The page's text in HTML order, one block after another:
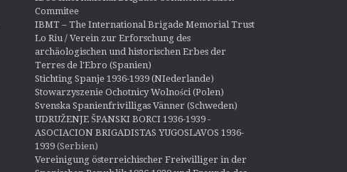
Commitee
IBMT – The International Brigade Memorial Trust
Lo Riu / Verein zur Erforschung des
archäologischen und historischen Erbes der
Terres de l'Ebro (Spanien)
Stichting Spanje 1936-1939 (NIederlande)
Stowarzyszenie Ochotnicy Wolności (Polen)
Svenska Spanienfrivilligas Vänner (Schweden)
UDRUŽENJE ŠPANSKI BORCI 1936-1939 -
ASOCIACION BRIGADISTAS YUGOSLAVOS 1936-
1939(Serbien)
Vereinigung österreichischer Freiwilliger in der